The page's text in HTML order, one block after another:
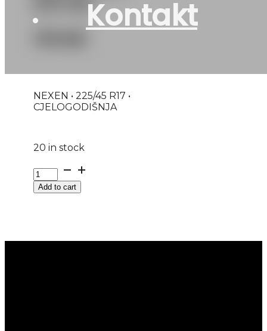
Kontakt
DOT:26
NEXEN • 225/45 R17 •
CJELOGODIŠNJA
20 in stock
GUMA
AS/P
NEXEN
Add to cart